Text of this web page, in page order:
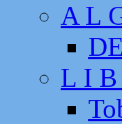
A L
L I